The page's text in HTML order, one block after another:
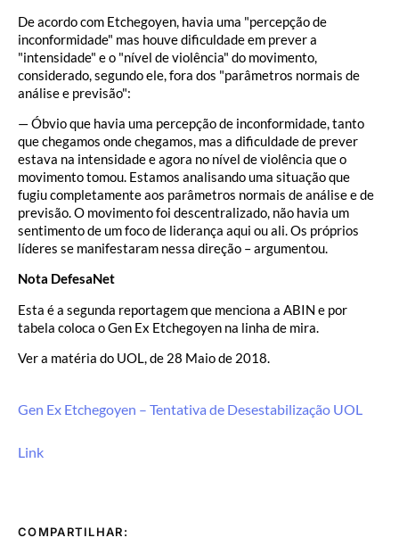
De acordo com Etchegoyen, havia uma "percepção de
inconformidade" mas houve dificuldade em prever a
"intensidade" e o "nível de violência" do movimento,
considerado, segundo ele, fora dos "parâmetros normais de
análise e previsão":
— Óbvio que havia uma percepção de inconformidade, tanto
que chegamos onde chegamos, mas a dificuldade de prever
estava na intensidade e agora no nível de violência que o
movimento tomou. Estamos analisando uma situação que
fugiu completamente aos parâmetros normais de análise e de
previsão. O movimento foi descentralizado, não havia um
sentimento de um foco de liderança aqui ou ali. Os próprios
líderes se manifestaram nessa direção – argumentou.
Nota DefesaNet
Esta é a segunda reportagem que menciona a ABIN e por
tabela coloca o Gen Ex Etchegoyen na linha de mira.
Ver a matéria do UOL, de 28 Maio de 2018.
Gen Ex Etchegoyen – Tentativa de Desestabilização UOL
Link
COMPARTILHAR: